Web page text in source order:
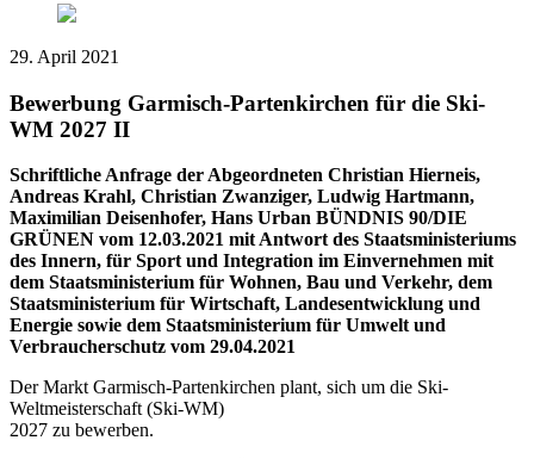
29. April 2021
Bewerbung Garmisch-Partenkirchen für die Ski-
WM 2027 II
Schriftliche Anfrage der Abgeordneten Christian Hierneis,
Andreas Krahl, Christian Zwanziger, Ludwig Hartmann,
Maximilian Deisenhofer, Hans Urban BÜNDNIS 90/DIE
GRÜNEN vom 12.03.2021 mit Antwort des Staatsministeriums
des Innern, für Sport und Integration im Einvernehmen mit
dem Staatsministerium für Wohnen, Bau und Verkehr, dem
Staatsministerium für Wirtschaft, Landesentwicklung und
Energie sowie dem Staatsministerium für Umwelt und
Verbraucherschutz vom 29.04.2021
Der Markt Garmisch-Partenkirchen plant, sich um die Ski-
Weltmeisterschaft (Ski-WM)
2027 zu bewerben.